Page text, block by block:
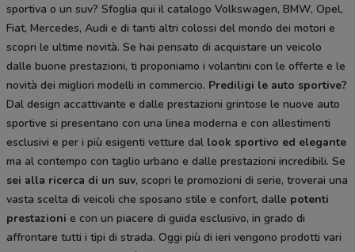
sportiva o un suv? Sfoglia qui il catalogo Volkswagen, BMW, Opel,
Fiat, Mercedes, Audi e di tanti altri colossi del mondo dei motori e
scopri le ultime novità. Se hai pensato di acquistare un veicolo
dalle buone prestazioni, ti proponiamo i volantini con le offerte e le
novità dei migliori modelli in commercio. Prediligi le auto sportive?
Dal design accattivante e dalle prestazioni grintose le nuove auto
sportive si presentano con una linea moderna e con allestimenti
esclusivi e per i più esigenti vetture dal look sportivo ed elegante
ma al contempo con taglio urbano e dalle prestazioni incredibili. Se
sei alla ricerca di un suv, scopri le promozioni di serie, troverai una
vasta scelta di veicoli che sposano stile e confort, dalle potenti
prestazioni e con un piacere di guida esclusivo, in grado di
affrontare tutti i tipi di strada. Oggi più di ieri vengono prodotti vari